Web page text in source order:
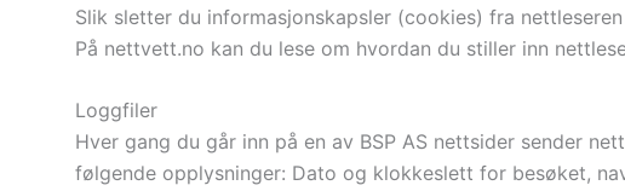
Slik sletter du informasjonskapsler (cookies) fra nettleseren
På nettvett.no kan du lese om hvordan du stiller inn
Loggfiler
Hver gang du går inn på en av BSP AS nettsider sender
følgende opplysninger: Dato og klokkeslett for besøket,